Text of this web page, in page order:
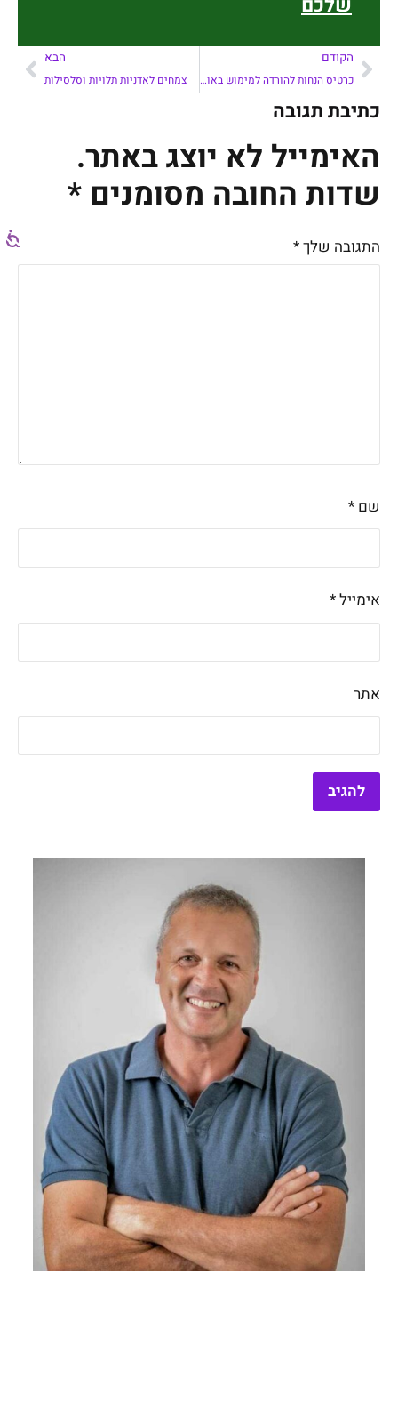
שלכם
הקודם
כרטיס הנחות להורדה למימוש באולם תצוגה חברת Almi
הבא
צמחים לאדניות תלויות וסלסילות
כתיבת תגובה
האימייל לא יוצג באתר.
שדות החובה מסומנים *
התגובה שלך*
שם *
אימייל*
אתר